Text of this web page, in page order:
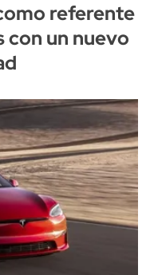
referente
con un nuevo